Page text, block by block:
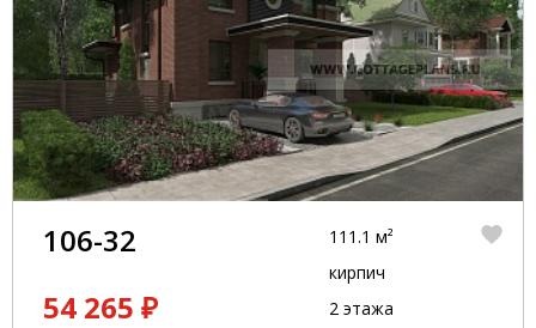
106-32
54 265 ₽
111.1 м²
кирпич
2 этажа